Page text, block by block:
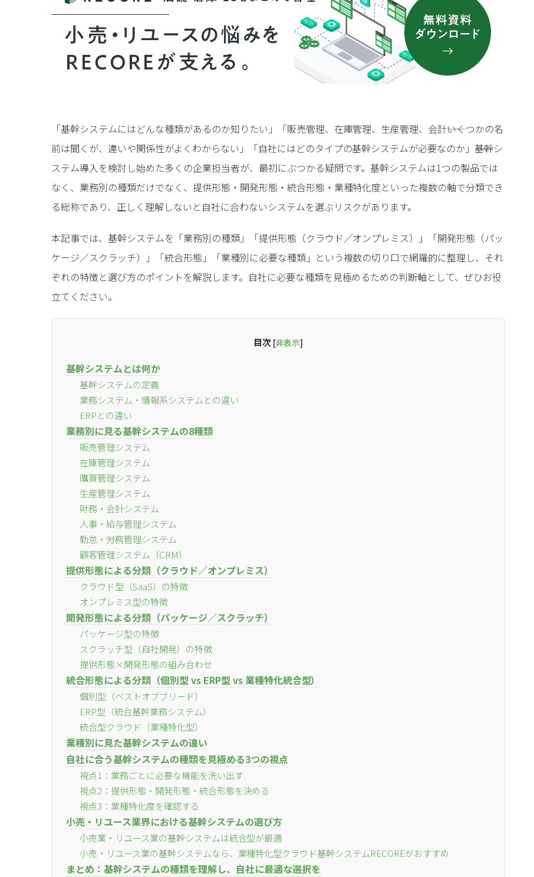
「基幹システムにはどんな種類があるのか知りたい」「販売管理、在庫管理、生産管理、会計――いくつかの名
前は聞くが、違いや関係性がよくわからない」「自社にはどのタイプの基幹システムが必要なのか」――基幹シ
ステム導入を検討し始めた多くの企業担当者が、最初にぶつかる疑問です。基幹システムは1つの製品では
なく、業務別の種類だけでなく、提供形態・開発形態・統合形態・業種特化度といった複数の軸で分類でき
る総称であり、正しく理解しないと自社に合わないシステムを選ぶリスクがあります。
本記事では、基幹システムを「業務別の種類」「提供形態（クラウド／オンプレミス）」「開発形態（パッ
ケージ／スクラッチ）」「統合形態」「業種別に必要な種類」という複数の切り口で網羅的に整理し、それ
ぞれの特徴と選び方のポイントを解説します。自社に必要な種類を見極めるための判断軸として、ぜひお役
立てください。
目次 [非表示]
基幹システムとは何か
基幹システムの定義
業務システム・情報系システムとの違い
ERPとの違い
業務別に見る基幹システムの8種類
販売管理システム
在庫管理システム
購買管理システム
生産管理システム
財務・会計システム
人事・給与管理システム
勤怠・労務管理システム
顧客管理システム（CRM）
提供形態による分類（クラウド／オンプレミス）
クラウド型（SaaS）の特徴
オンプレミス型の特徴
開発形態による分類（パッケージ／スクラッチ）
パッケージ型の特徴
スクラッチ型（自社開発）の特徴
提供形態×開発形態の組み合わせ
統合形態による分類（個別型 vs ERP型 vs 業種特化統合型）
個別型（ベストオブブリード）
ERP型（統合基幹業務システム）
統合型クラウド（業種特化型）
業種別に見た基幹システムの違い
自社に合う基幹システムの種類を見極める3つの視点
視点1：業務ごとに必要な機能を洗い出す
視点2：提供形態・開発形態・統合形態を決める
視点3：業種特化度を確認する
小売・リユース業界における基幹システムの選び方
小売業・リユース業の基幹システムは統合型が最適
小売・リユース業の基幹システムなら、業種特化型クラウド基幹システムRECOREがおすすめ
まとめ：基幹システムの種類を理解し、自社に最適な選択を
forRetail小売業の方向けサービス 資料ダウンロードの一覧へ
forRetail小売業の方向けサービス お問い合わせフォームへ